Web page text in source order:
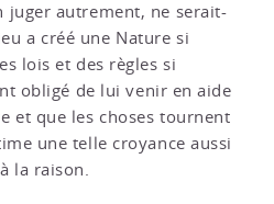
juger autrement, ne serait-
a créé une Nature si
lois et des règles si
obligé de lui venir en aide
et que les choses tournent
une telle croyance aussi
la raison.